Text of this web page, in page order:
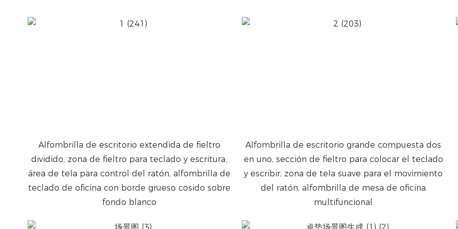
Alfombrilla de escritorio extendida de fieltro
dividido, zona de fieltro para teclado y escritura,
área de tela para control del ratón, alfombrilla de
teclado de oficina con borde grueso cosido sobre
fondo blanco
Alfombrilla de escritorio grande compuesta dos
en uno, sección de fieltro para colocar el teclado
y escribir, zona de tela suave para el movimiento
del ratón, alfombrilla de mesa de oficina
multifuncional